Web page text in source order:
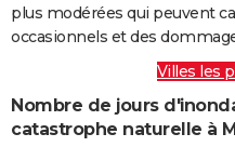
plus modérées qui peuvent
occasionnels et des
Villes les
Nombre de jours
catastrophe naturelle à